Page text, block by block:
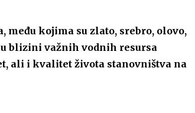
kojima su zlato, srebro, olovo,
blizini važnih vodnih resursa
ali i kvalitet života stanovništva na